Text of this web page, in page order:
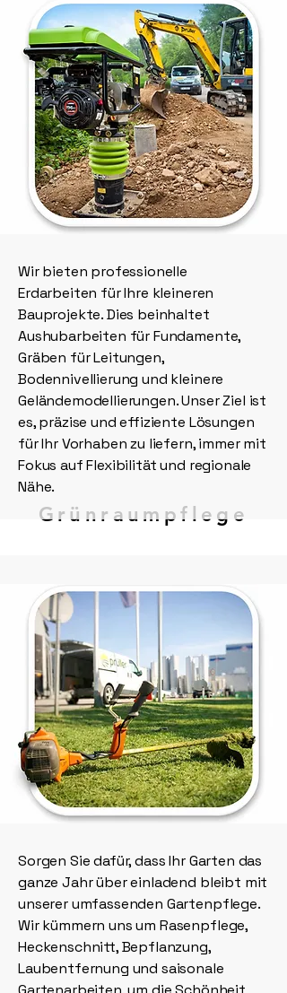
Grünraumpflege
Wir bieten professionelle
Erdarbeiten für Ihre kleineren
Bauprojekte. Dies beinhaltet
Aushubarbeiten für Fundamente,
Gräben für Leitungen,
Bodennivellierung und kleinere
Geländemodellierungen. Unser Ziel ist
es, präzise und effiziente Lösungen
für Ihr Vorhaben zu liefern, immer mit
Fokus auf Flexibilität und regionale
Nähe.
Sorgen Sie dafür, dass Ihr Garten das
ganze Jahr über einladend bleibt mit
unserer umfassenden Gartenpflege.
Wir kümmern uns um Rasenpflege,
Heckenschnitt, Bepflanzung,
Laubentfernung und saisonale